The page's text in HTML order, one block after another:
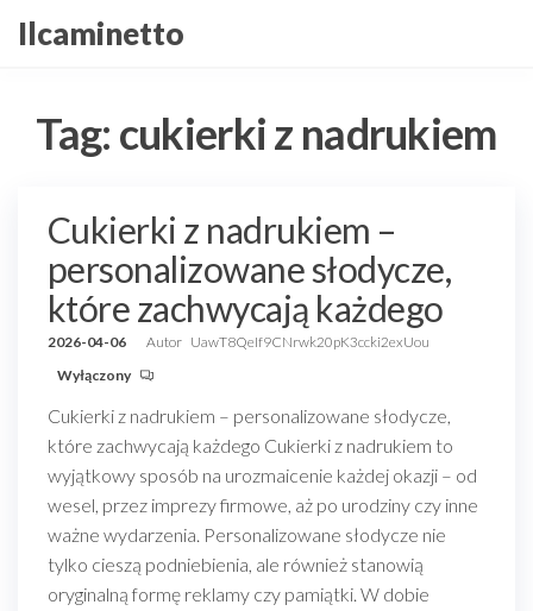
Przejdź
doIlcaminetto
Tag: cukierki z nadrukiem
Cukierki z nadrukiem –
personalizowane słodycze,
które zachwycają każdego
2026-04-06 Autor UawT8QeIf9CNrwk20pK3ccki2exUou
Wyłączony
Cukierki z nadrukiem – personalizowane słodycze,
które zachwycają każdego Cukierki z nadrukiem to
wyjątkowy sposób na urozmaicenie każdej okazji – od
wesel, przez imprezy firmowe, aż po urodziny czy inne
ważne wydarzenia. Personalizowane słodycze nie
tylko cieszą podniebienia, ale również stanowią
oryginalną formę reklamy czy pamiątki. W dobie